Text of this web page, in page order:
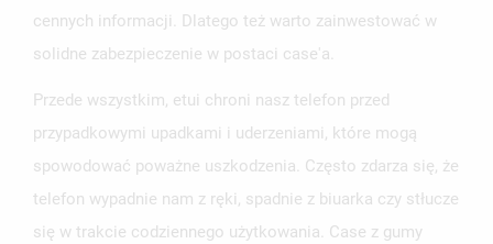
cennych informacji. Dlatego też warto zainwestować w
solidne zabezpieczenie w postaci case'a.
Przede wszystkim, etui chroni nasz telefon przed
przypadkowymi upadkami i uderzeniami, które mogą
spowodować poważne uszkodzenia. Często zdarza się, że
telefon wypadnie nam z ręki, spadnie z biuarka czy stłucze
się w trakcie codziennego użytkowania. Case z gumy
MOJE LISTY ŻYCZEŃ
add_circle_outlineUTWÓRZ NOWĄ LISTĘ
UTWÓRZ LISTĘ ŻYCZEŃ
NAZWA LISTY ŻYCZEŃ
ZALOGUJ SIĘ
MUSISZ BYĆ ZALOGOWANY BY ZAPISAĆ PRODUKTY NA